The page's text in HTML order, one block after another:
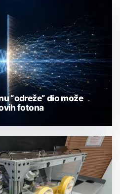
“odreže” dio može
fotona